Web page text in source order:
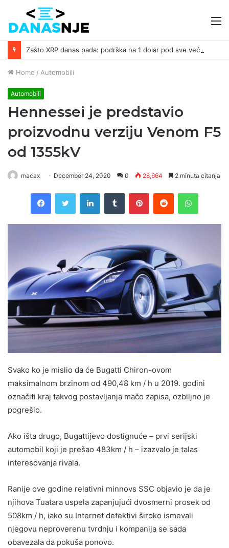
Home / Automobili
Automobili
Hennessei je predstavio
proizvodnu verziju Venom F5
od 1355kV
macax December 24, 2020 0 28,664 2 minuta citanja
FacebookTwitter LinkedInTumblr PinterestReddit
Svako ko je mislio da će Bugatti Chiron-ovom
maksimalnom brzinom od 490,48 km / h u 2019. godini
označiti kraj takvog postavljanja mačo zapisa, ozbiljno je
pogrešio.
Ako išta drugo, Bugattijevo dostignuće – prvi serijski
automobil koji je prešao 483km / h – izazvalo je talas
interesovanja rivala.
Ranije ove godine relativni minnovs SSC objavio je da je
njihova Tuatara uspela zapanjujući dvosmerni prosek od
508km / h, iako su Internet detektivi široko ismevali
njegovu neproverenu tvrdnju i kompanija se sada
obavezala da pokuša ponovo.